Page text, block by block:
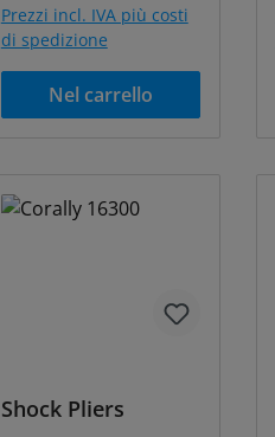
Prezzi incl. IVA più costi
di spedizione
Nel carrello
Shock Pliers